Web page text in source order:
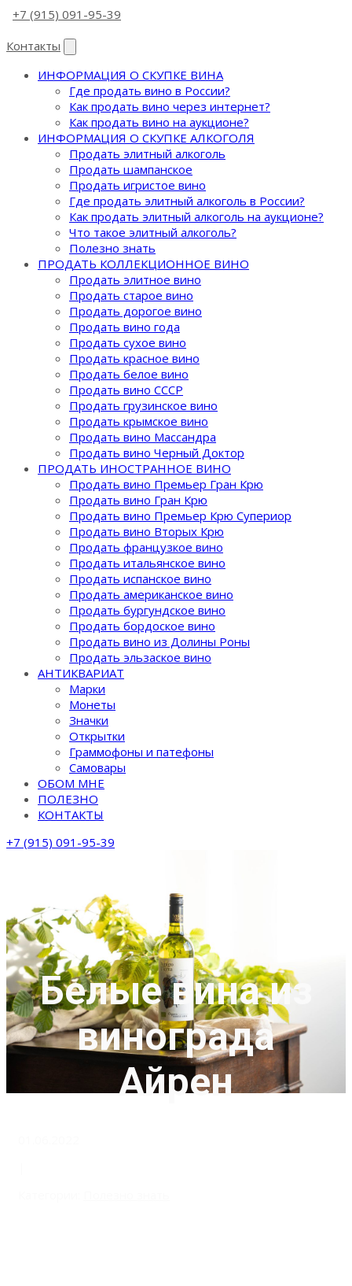
+7 (915) 091-95-39
Контакты
ИНФОРМАЦИЯ О СКУПКЕ ВИНА
Где продать вино в России?
Как продать вино через интернет?
Как продать вино на аукционе?
ИНФОРМАЦИЯ О СКУПКЕ АЛКОГОЛЯ
Продать элитный алкоголь
Продать шампанское
Продать игристое вино
Где продать элитный алкоголь в России?
Как продать элитный алкоголь на аукционе?
Что такое элитный алкоголь?
Полезно знать
ПРОДАТЬ КОЛЛЕКЦИОННОЕ ВИНО
Продать элитное вино
Продать старое вино
Продать дорогое вино
Продать вино года
Продать сухое вино
Продать красное вино
Продать белое вино
Продать вино СССР
Продать грузинское вино
Продать крымское вино
Продать вино Массандра
Продать вино Черный Доктор
ПРОДАТЬ ИНОСТРАННОЕ ВИНО
Продать вино Премьер Гран Крю
Продать вино Гран Крю
Продать вино Премьер Крю Супериор
Продать вино Вторых Крю
Продать французкое вино
Продать итальянское вино
Продать испанское вино
Продать американское вино
Продать бургундское вино
Продать бордоское вино
Продать вино из Долины Роны
Продать эльзаское вино
АНТИКВАРИАТ
Марки
Монеты
Значки
Открытки
Граммофоны и патефоны
Самовары
ОБОМ МНЕ
ПОЛЕЗНО
КОНТАКТЫ
+7 (915) 091-95-39
Белые вина из
винограда
Айрен